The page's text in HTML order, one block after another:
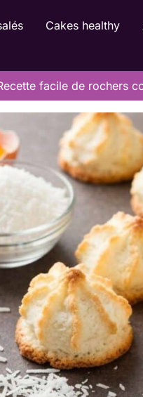
Cakes healthy
facile de rochers